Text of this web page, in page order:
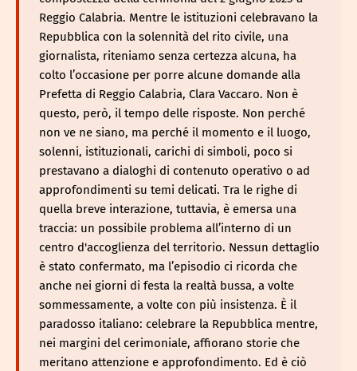
Reggio Calabria. Mentre le istituzioni celebravano la
Repubblica con la solennità del rito civile, una
giornalista, riteniamo senza certezza alcuna, ha
colto l’occasione per porre alcune domande alla
Prefetta di Reggio Calabria, Clara Vaccaro. Non è
questo, però, il tempo delle risposte. Non perché
non ve ne siano, ma perché il momento e il luogo,
solenni, istituzionali, carichi di simboli, poco si
prestavano a dialoghi di contenuto operativo o ad
approfondimenti su temi delicati. Tra le righe di
quella breve interazione, tuttavia, è emersa una
traccia: un possibile problema all’interno di un
centro d'accoglienza del territorio. Nessun dettaglio
è stato confermato, ma l’episodio ci ricorda che
anche nei giorni di festa la realtà bussa, a volte
sommessamente, a volte con più insistenza. È il
paradosso italiano: celebrare la Repubblica mentre,
nei margini del cerimoniale, affiorano storie che
meritano attenzione e approfondimento. Ed è ciò